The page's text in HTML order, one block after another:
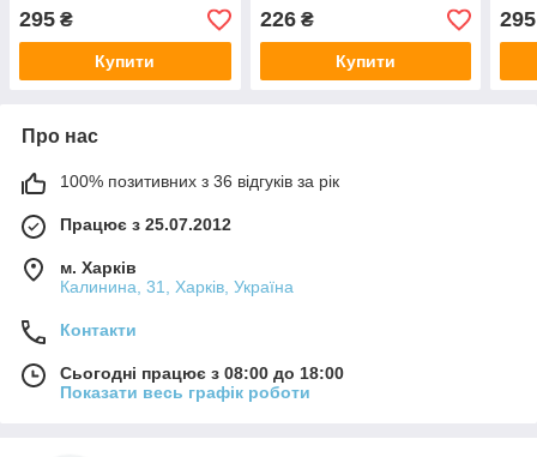
295 ₴
Купити
226₴
Купити
295
Про нас
100% позитивних з 36 відгуків за рік
Працює з 25.07.2012
м. Харків
Калинина, 31, Харків, Україна
Контакти
Сьогодні працює з 08:00 до 18:00
Показати весь графік роботи